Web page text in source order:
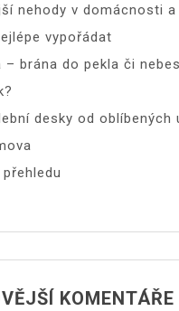
nehody v domácnosti a
vypořádat
– brána do pekla či
desky od oblíbených
KOMENTÁŘE